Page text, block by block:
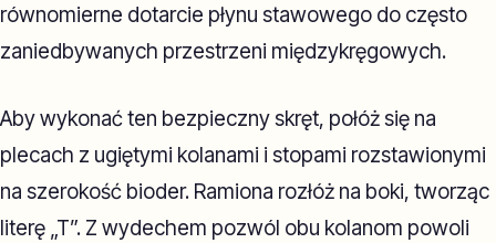
równomierne dotarcie płynu stawowego do często
zaniedbywanych przestrzeni międzykręgowych.
Aby wykonać ten bezpieczny skręt, połóż się na
plecach z ugiętymi kolanami i stopami rozstawionymi
na szerokość bioder. Ramiona rozłóż na boki, tworząc
literę „T”. Z wydechem pozwól obu kolanom powoli